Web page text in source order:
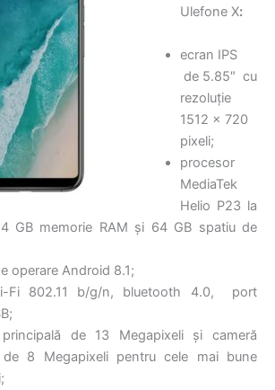
Ulefone X:
ecran IPS
de 5.85″ cu
rezoluție
1512 x 720
pixeli;
procesor
MediaTek
Helio P23 la
GB memorie RAM și 64 GB spatiu de
operare Android 8.1;
Fi 802.11 b/g/n, bluetooth 4.0, port
de 13 Megapixeli și cameră
de 8 Megapixeli pentru cele mai bune